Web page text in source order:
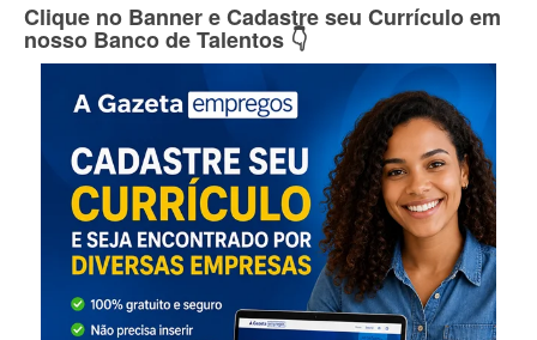
Clique no Banner e Cadastre seu Currículo em
nosso Banco de Talentos 👇